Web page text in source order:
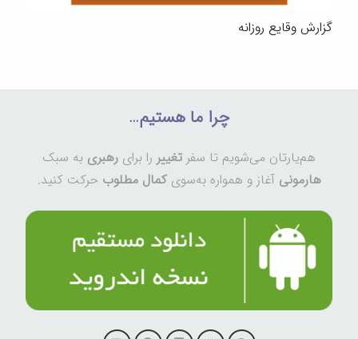
گزارش وقایع روزانه
چرا ما هستیم…
هم‌یارتان می‌شویم تا سفر تغییر را برای رهبری به سبک
هارمونی آغاز و همواره به‌سوی کمال مطلوب حرکت کنید.